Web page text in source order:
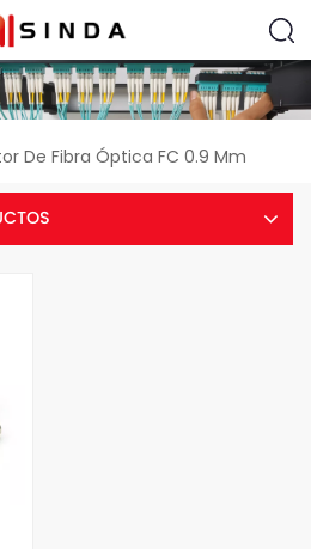
De Fibra Óptica FC 0.9 Mm